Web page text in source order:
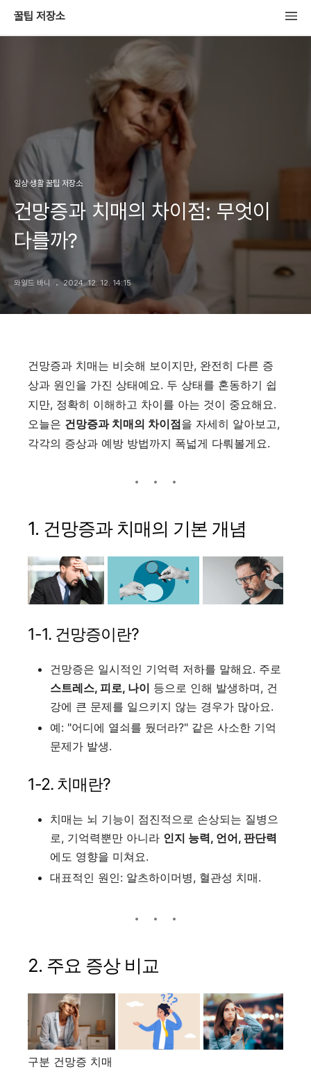
꿀팁 저장소
일상 생활 꿀팁 저장소
건망증과 치매의 차이점: 무엇이
다를까?
와일드 바니 2024. 12. 12. 14:15
건망증과 치매는 비슷해 보이지만, 완전히 다른 증
상과 원인을 가진 상태예요. 두 상태를 혼동하기 쉽
지만, 정확히 이해하고 차이를 아는 것이 중요해요.
오늘은 건망증과 치매의 차이점을 자세히 알아보고,
각각의 증상과 예방 방법까지 폭넓게 다뤄볼게요.
1. 건망증과 치매의 기본 개념
1-1. 건망증이란?
건망증은 일시적인 기억력 저하를 말해요. 주로
스트레스, 피로, 나이 등으로 인해 발생하며, 건
강에 큰 문제를 일으키지 않는 경우가 많아요.
예: "어디에 열쇠를 뒀더라?" 같은 사소한 기억
문제가 발생.
1-2. 치매란?
치매는 뇌 기능이 점진적으로 손상되는 질병으
로, 기억력뿐만 아니라 인지 능력, 언어, 판단력
에도 영향을 미쳐요.
대표적인 원인: 알츠하이머병, 혈관성 치매.
2. 주요 증상 비교
구분 건망증 치매